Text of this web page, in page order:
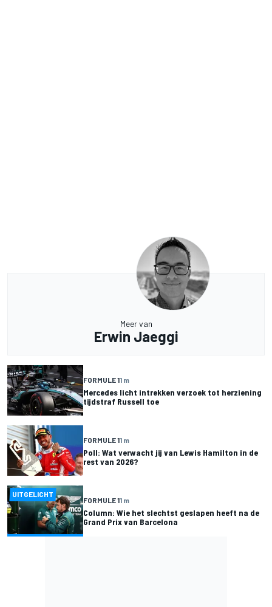
Meer van
Erwin Jaeggi
FORMULE 11 m
Mercedes licht intrekken verzoek tot herziening
tijdstraf Russell toe
FORMULE 11 m
Poll: Wat verwacht jij van Lewis Hamilton in de
rest van 2026?
UITGELICHT
FORMULE 11 m
Column: Wie het slechtst geslapen heeft na de
Grand Prix van Barcelona